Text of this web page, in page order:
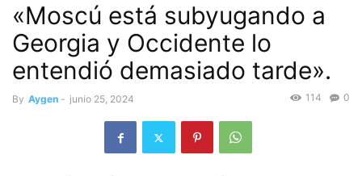
«Moscú está subyugando a
Georgia y Occidente lo
entendió demasiado tarde».
By Aygen - junio 25, 2024 0
114